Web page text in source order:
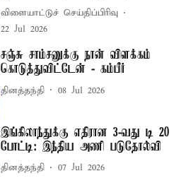
விளையாட்டுச் செய்திப்பிரிவு
22 Jul 2026
சஞ்சு சாம்சனுக்கு நான் விளக்கம்
கொடுத்துவிட்டேன் - கம்பீர்
தினத்தந்தி 08 Jul 2026
இங்கிலாந்துக்கு எதிரான 3-வது டி 20
போட்டி: இந்திய அணி படுதோல்வி
தினத்தந்தி 07 Jul 2026